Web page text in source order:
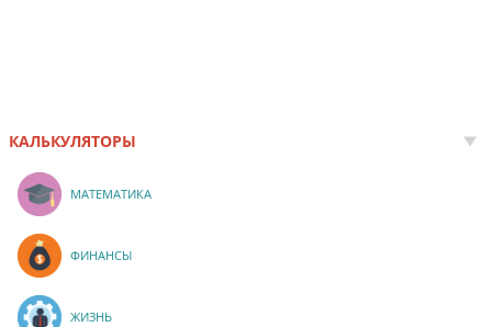
КАЛЬКУЛЯТОРЫ
МАТЕМАТИКА
ФИНАНСЫ
ЖИЗНЬ